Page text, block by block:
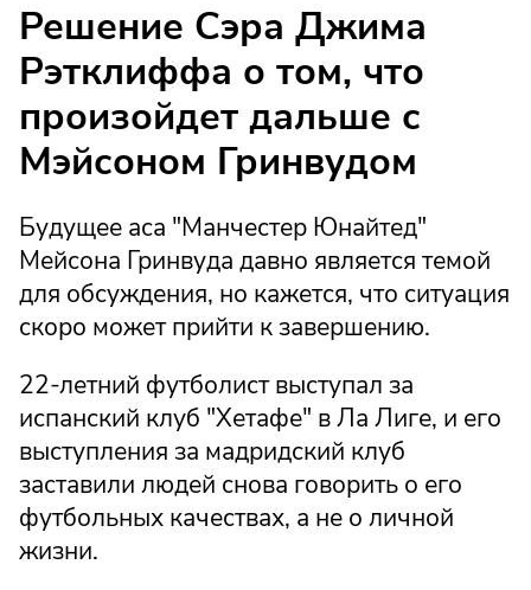
Решение Сэра Джима
Рэтклиффа о том, что
произойдет дальше с
Мэйсоном Гринвудом
Будущее аса "Манчестер Юнайтед"
Мейсона Гринвуда давно является темой
для обсуждения, но кажется, что ситуация
скоро может прийти к завершению.
22-летний футболист выступал за
испанский клуб "Хетафе" в Ла Лиге, и его
выступления за мадридский клуб
заставили людей снова говорить о его
футбольных качествах, а не о личной
жизни.